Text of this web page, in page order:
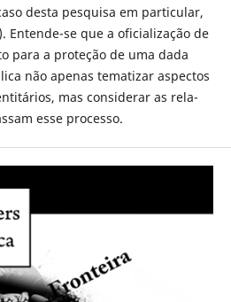
desta pesquisa em particular,
Entende-se que a oficialização de
para a proteção de uma dada
não apenas tematizar aspectos
mas considerar as rela­
esse processo.